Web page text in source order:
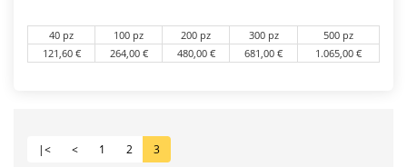
40 pz 100 pz 200 pz 300 pz
500 pz
121,60 €
264,00 € 480,00 € 681,00 € 1.065,00 €
|< < 1 2 3